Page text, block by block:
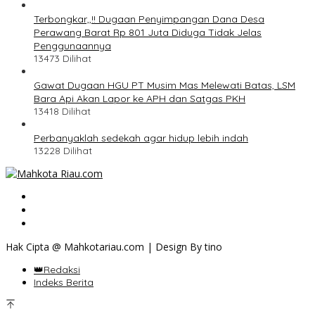
Terbongkar,,!! Dugaan Penyimpangan Dana Desa
Perawang Barat Rp 801 Juta Diduga Tidak Jelas
Penggunaannya
13473 Dilihat
Gawat Dugaan HGU PT Musim Mas Melewati Batas, LSM
Bara Api Akan Lapor ke APH dan Satgas PKH
13418 Dilihat
Perbanyaklah sedekah agar hidup lebih indah
13228 Dilihat
Hak Cipta @ Mahkotariau.com | Design By tino
👑Redaksi
Indeks Berita